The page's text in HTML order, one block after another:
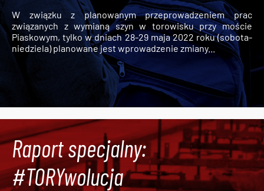
W związku z planowanym przeprowadzeniem prac
związanych z wymianą szyn w torowisku przy moście
Piaskowym, tylko w dniach 28-29 maja 2022 roku (sobota-
niedziela) planowane jest wprowadzenie zmiany...
Raport specjalny:
#TORYwolucja